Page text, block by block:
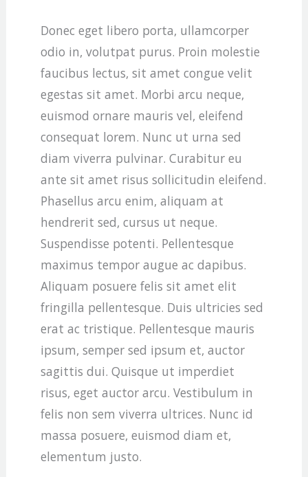
Donec eget libero porta, ullamcorper
odio in, volutpat purus. Proin molestie
faucibus lectus, sit amet congue velit
egestas sit amet. Morbi arcu neque,
euismod ornare mauris vel, eleifend
consequat lorem. Nunc ut urna sed
diam viverra pulvinar. Curabitur eu
ante sit amet risus sollicitudin eleifend.
Phasellus arcu enim, aliquam at
hendrerit sed, cursus ut neque.
Suspendisse potenti. Pellentesque
maximus tempor augue ac dapibus.
Aliquam posuere felis sit amet elit
fringilla pellentesque. Duis ultricies sed
erat ac tristique. Pellentesque mauris
ipsum, semper sed ipsum et, auctor
sagittis dui. Quisque ut imperdiet
risus, eget auctor arcu. Vestibulum in
felis non sem viverra ultrices. Nunc id
massa posuere, euismod diam et,
elementum justo.